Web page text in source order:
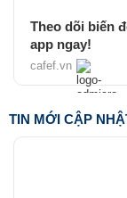
Theo dõi biến
app ngay!
cafef.vn
TIN MỚI CẬP